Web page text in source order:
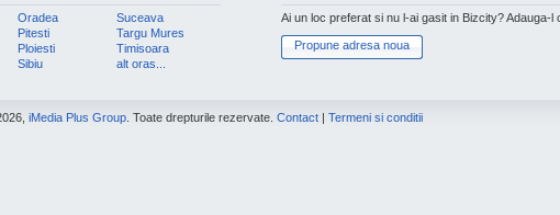
Oradea
Pitesti
Ploiesti
Sibiu
Suceava
Targu Mures
Timisoara
alt oras...
Ai un loc preferat si nu l-ai gasit in Bizcity? Adauga-l
Propune adresa noua
iMedia Plus Group . Toate drepturile rezervate. Contact | Termeni si conditii